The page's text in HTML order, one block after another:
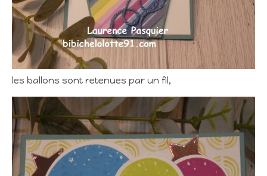
les ballons sont retenues par un fil,